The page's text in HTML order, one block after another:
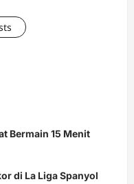
Bermain 15 Menit
di La Liga Spanyol